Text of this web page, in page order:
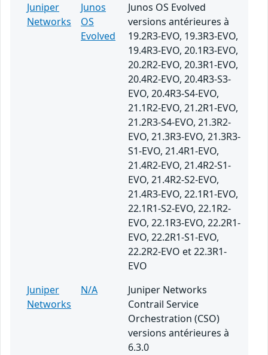
Juniper
Networks
Junos
OS
Evolved
Junos OS Evolved
versions antérieures à
19.2R3-EVO, 19.3R3-EVO,
19.4R3-EVO, 20.1R3-EVO,
20.2R2-EVO, 20.3R1-EVO,
20.4R2-EVO, 20.4R3-S3-
EVO, 20.4R3-S4-EVO,
21.1R2-EVO, 21.2R1-EVO,
21.2R3-S4-EVO, 21.3R2-
EVO, 21.3R3-EVO, 21.3R3-
S1-EVO, 21.4R1-EVO,
21.4R2-EVO, 21.4R2-S1-
EVO, 21.4R2-S2-EVO,
21.4R3-EVO, 22.1R1-EVO,
22.1R1-S2-EVO, 22.1R2-
EVO, 22.1R3-EVO, 22.2R1-
EVO, 22.2R1-S1-EVO,
22.2R2-EVO et 22.3R1-
EVO
Juniper
Networks
N/A
Juniper Networks
Contrail Service
Orchestration (CSO)
versions antérieures à
6.3.0